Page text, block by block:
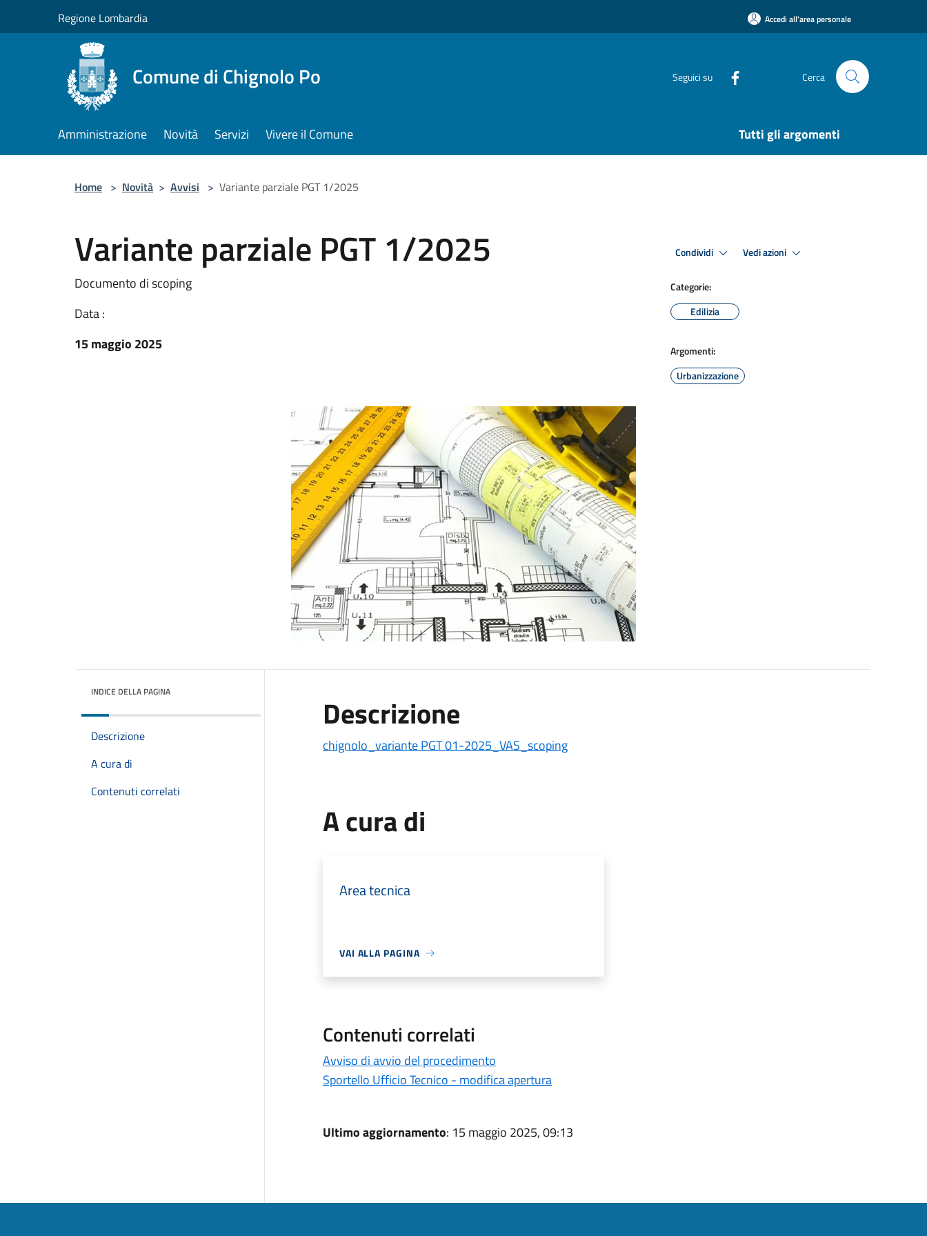
Regione Lombardia Accedi all'area personale
Comune di Chignolo Po Seguici su Cerca
Amministrazione Novità Servizi Vivere il Comune Tutti gli argomenti
Home > Novità > Avvisi > Variante parziale PGT 1/2025
Variante parziale PGT 1/2025
Documento di scoping
Data :
15 maggio 2025
Condividi Vedi azioni
Categorie:
Edilizia
Argomenti:
Urbanizzazione
INDICE DELLA PAGINA
Descrizione
A cura di
Contenuti correlati
Descrizione
chignolo_variante PGT 01-2025_VAS_scoping
A cura di
Area tecnica
VAI ALLA PAGINA
Contenuti correlati
Avviso di avvio del procedimento
Sportello Ufficio Tecnico - modifica apertura
Ultimo aggiornamento: 15 maggio 2025, 09:13